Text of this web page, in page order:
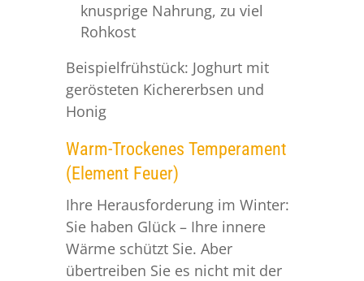
knusprige Nahrung, zu viel
Rohkost
Beispielfrühstück: Joghurt mit
gerösteten Kichererbsen und
Honig
Warm-Trockenes Temperament
(Element Feuer)
Ihre Herausforderung im Winter:
Sie haben Glück – Ihre innere
Wärme schützt Sie. Aber
übertreiben Sie es nicht mit der